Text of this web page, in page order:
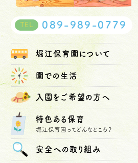
TEL 089-989-0779
堀江保育園について
園での生活
入園を ご希望の方へ
特色ある保育
堀江保育園ってどんなところ？
安全への取り組み